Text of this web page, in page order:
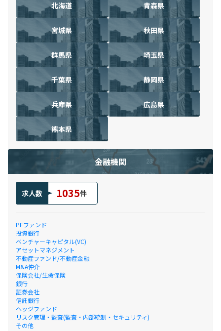
北海道 青森県
宮城県 秋田県
群馬県 埼玉県
千葉県 静岡県
兵庫県 広島県
熊本県
金融機関
求人数 1035件
PEファンド
投資銀行
ベンチャーキャピタル(VC)
アセットマネジメント
不動産ファンド/不動産金融
M&A仲介
保険会社/生命保険
銀行
証券会社
信託銀行
ヘッジファンド
リスク管理・監査(監査・内部統制・セキュリティ)
その他